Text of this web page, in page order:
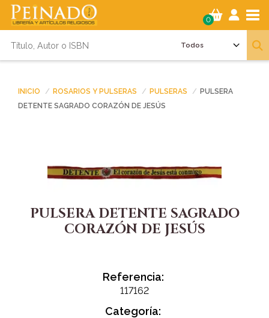
0
INICIO ROSARIOS Y PULSERAS PULSERAS
PULSERA
DETENTE SAGRADO CORAZÓN DE JESÚS
PULSERA DETENTE SAGRADO
CORAZÓN DE JESÚS
Referencia:
117162
Categoría: